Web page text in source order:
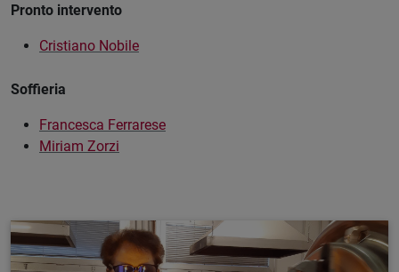
Pronto intervento
Cristiano Nobile
Soffieria
Francesca Ferrarese
Miriam Zorzi